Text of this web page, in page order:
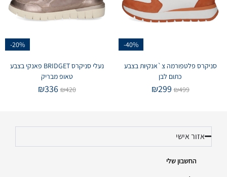
-40%
סניקרס פלטפורמה צ`אנקיות בצבע
כתום לבן
₪499
₪299
-20%
נעלי סניקרס BRIDGET פאנקי בצבע
טאופ מבריק
₪420
₪336
אזור אישי
החשבון שלי